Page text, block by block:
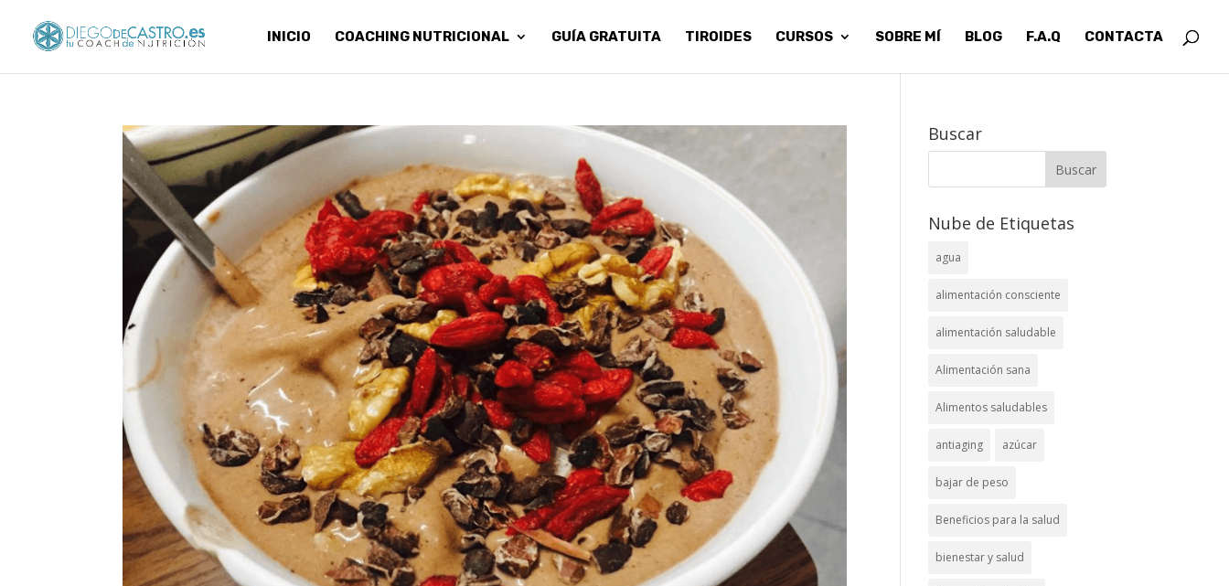
INICIO COACHING NUTRICIONAL GUÍA GRATUITA TIROIDES CURSOS SOBRE MÍ BLOG F.A.Q CONTACTA
Buscar
Nube de Etiquetas
agua
alimentación consciente
alimentación saludable
Alimentación sana
Alimentos saludables
antiaging azúcar
bajar de peso
Beneficios para la salud
bienestar y salud